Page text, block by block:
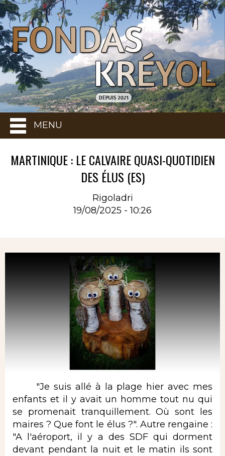
MENU
MARTINIQUE : LE CALVAIRE QUASI-QUOTIDIEN
DES ÉLUS (ES)
Rigoladri
19/08/2025 - 10:26
"Je suis allé à la plage hier avec mes
enfants et il y avait un homme tout nu qui
se promenait tranquillement. Où sont les
maires ? Que font le élus ?". Autre rengaine :
"A l'aéroport, il y a des SDF qui dorment
devant pendant la nuit et le matin ils sont